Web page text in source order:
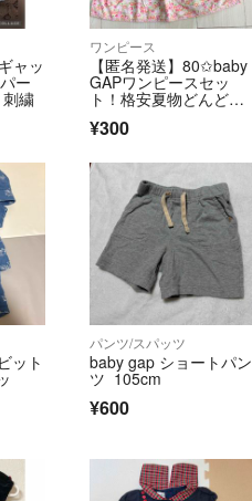
ャッ
ー
繍
ワンピース
【匿名発送】80✩baby
GAPワンピースセッ
ト！格安夏物どんどん
出品します！
¥300
ット
パンツ/スパッツ
baby gap ショートパン
ツ 105cm
¥600